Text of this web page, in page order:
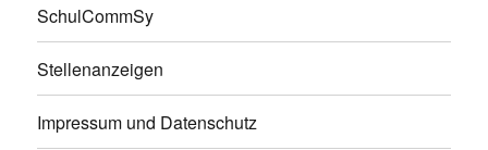
SchulCommSy
Stellenanzeigen
Impressum und Datenschutz